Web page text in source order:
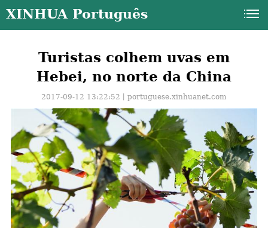
XINHUA Português
Turistas colhem uvas em
Hebei, no norte da China
2017-09-12 13:22:52丨portuguese.xinhuanet.com